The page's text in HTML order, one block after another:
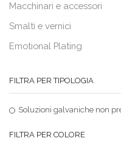
Macchinari e accessori
Smalti e vernici
Emotional Plating
FILTRA PER TIPOLOGIA
Soluzioni galvaniche non
FILTRA PER COLORE